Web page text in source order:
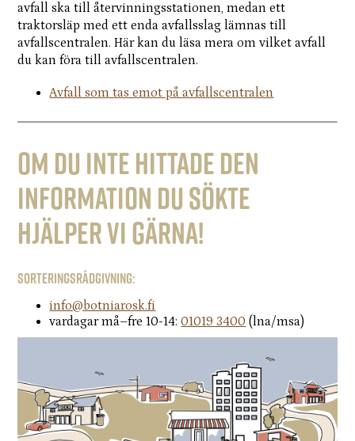
avfall ska till återvinningsstationen, medan ett
traktorsläp med ett enda avfallsslag lämnas till
avfallscentralen. Här kan du läsa mera om vilket avfall
du kan föra till avfallscentralen.
Avfall som tas emot på avfallscentralen
Om du inte hittade den
information du sökte
hjälper vi gärna!
Sorteringsrådgivning:
info@botniarosk.fi
vardagar må–fre 10-14:01019 3400 (lna/msa)